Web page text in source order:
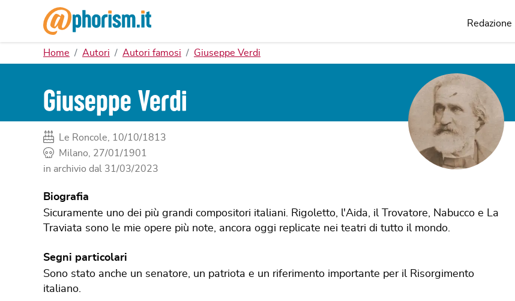
Redazione
Home Autori Autori famosi Giuseppe Verdi
Giuseppe Verdi
Le Roncole, 10/10/1813
Milano, 27/01/1901
in archivio dal 31/03/2023
Biografia
Sicuramente uno dei più grandi compositori italiani. Rigoletto, l'Aida, il Trovatore, Nabucco e La
Traviata sono le mie opere più note, ancora oggi replicate nei teatri di tutto il mondo.
Segni particolari
Sono stato anche un senatore, un patriota e un riferimento importante per il Risorgimento
italiano.